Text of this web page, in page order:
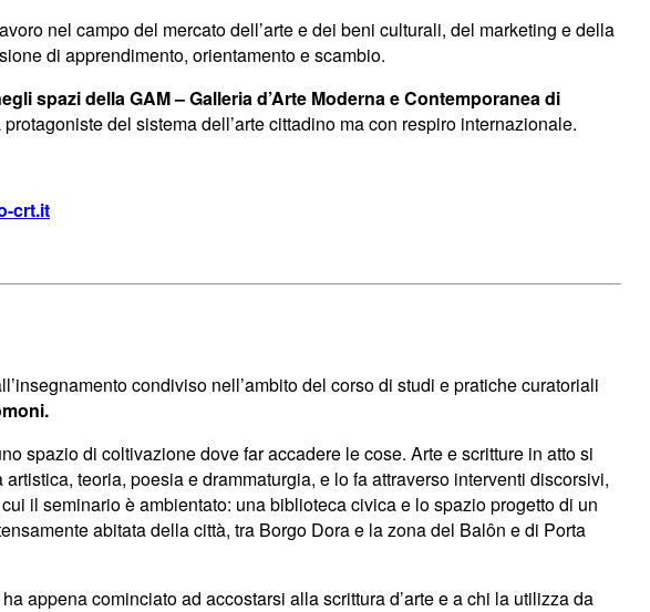
nel campo del mercato dell’arte e dei beni culturali, del marketing e della
di apprendimento, orientamento e scambio.
spazi della GAM – Galleria d’Arte Moderna e Contemporanea di
del sistema dell’arte cittadino ma con respiro internazionale.
crt.it
condiviso nell’ambito del corso di studi e pratiche curatoriali
spazio di coltivazione dove far accadere le cose. Arte e scritture in atto si
teoria, poesia e drammaturgia, e lo fa attraverso interventi discorsivi,
il seminario è ambientato: una biblioteca civica e lo spazio progetto di un
abitata della città, tra Borgo Dora e la zona del Balôn e di Porta
appena cominciato ad accostarsi alla scrittura d’arte e a chi la utilizza da